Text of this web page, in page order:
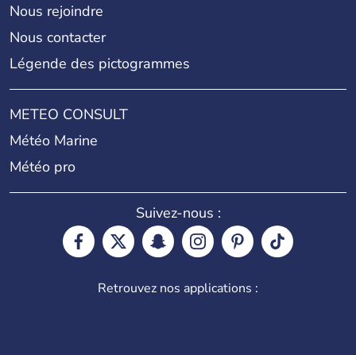
Nous rejoindre
Nous contacter
Légende des pictogrammes
METEO CONSULT
Météo Marine
Météo pro
Suivez-nous :
Retrouvez nos applications :